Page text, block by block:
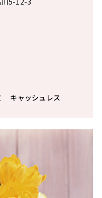
キャッシュレス